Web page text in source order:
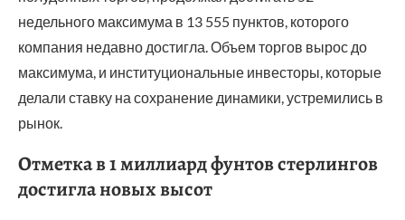
недельного максимума в 13 555 пунктов, которого
компания недавно достигла. Объем торгов вырос до
максимума, и институциональные инвесторы, которые
делали ставку на сохранение динамики, устремились в
рынок.
Отметка в 1 миллиард фунтов стерлингов
достигла новых высот